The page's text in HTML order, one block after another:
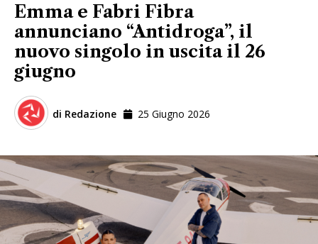
Emma e Fabri Fibra
annunciano “Antidroga”, il
nuovo singolo in uscita il 26
giugno
di Redazione 25 Giugno 2026